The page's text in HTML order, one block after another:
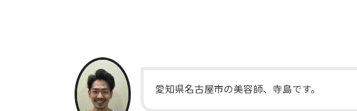
愛知県名古屋市の美容師、寺島です。